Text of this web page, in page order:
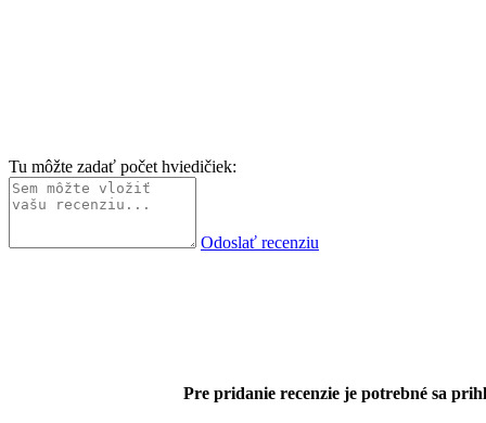
Tu môžte zadať počet hviedičiek:
Odoslať recenziu
Pre pridanie recenzie je potrebné sa